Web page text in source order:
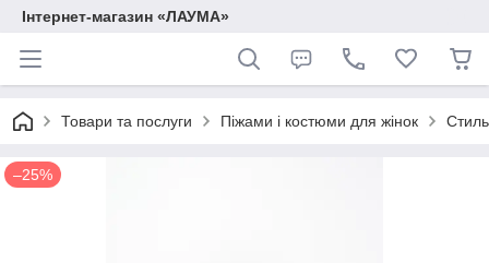
Інтернет-магазин «ЛАУМА»
Товари та послуги Піжами і костюми для жінок
–25%